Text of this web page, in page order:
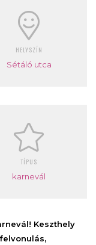
HELYSZÍN
Sétáló utca
TÍPUS
karnevál
Keszthely